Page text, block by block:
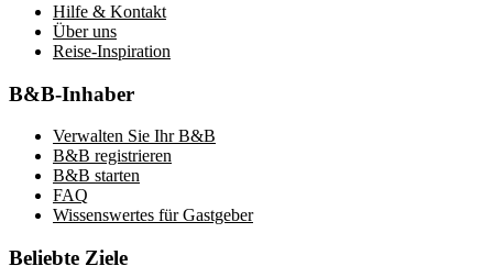
Hilfe & Kontakt
Über uns
Reise-Inspiration
B&B-Inhaber
Verwalten Sie Ihr B&B
B&B registrieren
B&B starten
FAQ
Wissenswertes für Gastgeber
Beliebte Ziele